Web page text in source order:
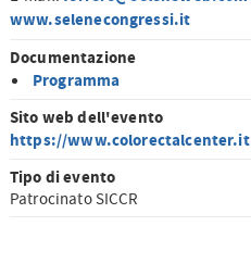
www.selenecongressi.it
Documentazione
Programma
Sito web dell'evento
https://www.colorectalcenter.it
Tipo di evento
Patrocinato SICCR